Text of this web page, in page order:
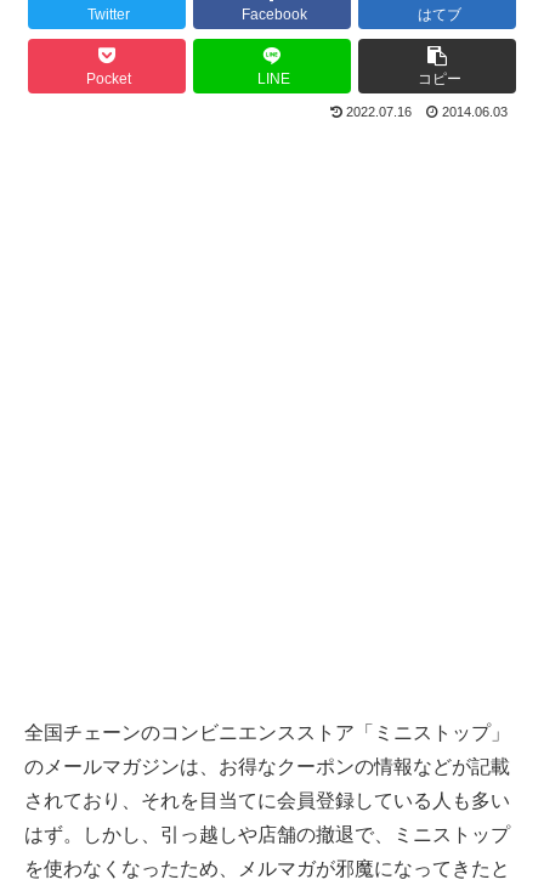
Twitter Facebook はてブ
Pocket LINE コピー
2022.07.16 2014.06.03
全国チェーンのコンビニエンスストア「ミニストップ」
のメールマガジンは、お得なクーポンの情報などが記載
されており、それを目当てに会員登録している人も多い
はず。しかし、引っ越しや店舗の撤退で、ミニストップ
を使わなくなったため、メルマガが邪魔になってきたと